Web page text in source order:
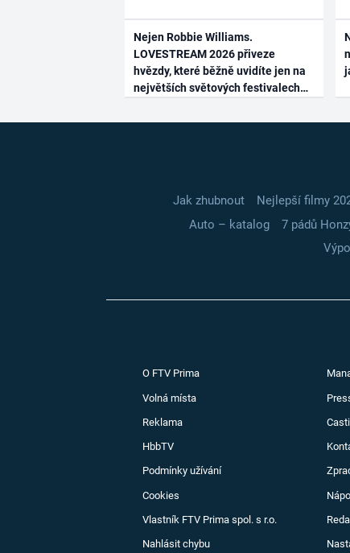
Nejen Robbie Williams.
LOVESTREAM 2026 přiveze
hvězdy, které běžně uvidíte jen na
největších světových festivalech
Jak zhubnout Nejlepší filmy
Auto – katalog
7 pádů
O FTV Prima
Volná místa
Reklama
HbbTV
Podmínky užívání
Cookies
Vlastník FTV Prima spol. s r.o.
Nahlásit chybu